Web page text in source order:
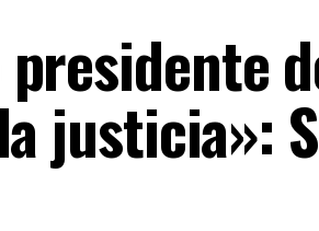
justicia»: